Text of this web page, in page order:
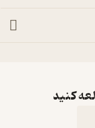
کنید